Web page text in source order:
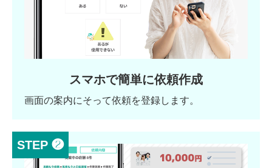
スマホで簡単に依頼作成
画面の案内にそって依頼を登録します。
STEP ❷